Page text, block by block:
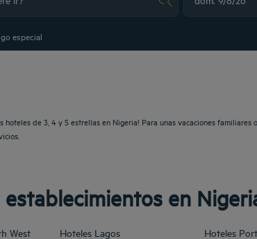
especial
hoteles de 3, 4 y 5 estrellas en Nigeria! Para unas vacaciones
en
West Hoteles Lagos Hoteles